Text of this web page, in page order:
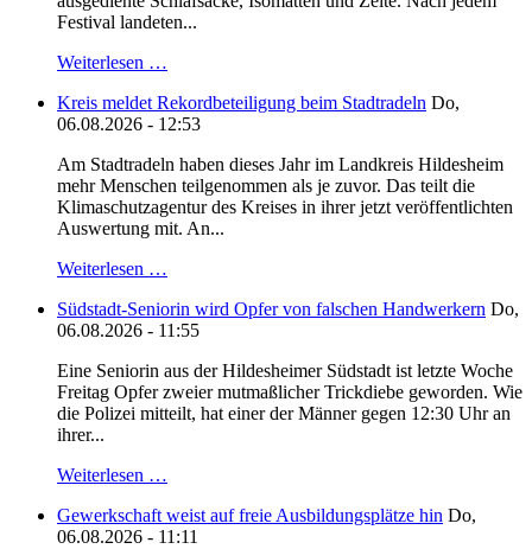
Festival landeten...
Weiterlesen …
Kreis meldet Rekordbeteiligung beim Stadtradeln Do,
06.08.2026 - 12:53
Am Stadtradeln haben dieses Jahr im Landkreis Hildesheim
mehr Menschen teilgenommen als je zuvor. Das teilt die
Klimaschutzagentur des Kreises in ihrer jetzt veröffentlichten
Auswertung mit. An...
Weiterlesen …
Südstadt-Seniorin wird Opfer von falschen Handwerkern Do,
06.08.2026 - 11:55
Eine Seniorin aus der Hildesheimer Südstadt ist letzte Woche
Freitag Opfer zweier mutmaßlicher Trickdiebe geworden. Wie
die Polizei mitteilt, hat einer der Männer gegen 12:30 Uhr an
ihrer...
Weiterlesen …
Gewerkschaft weist auf freie Ausbildungsplätze hin Do,
06.08.2026 - 11:11